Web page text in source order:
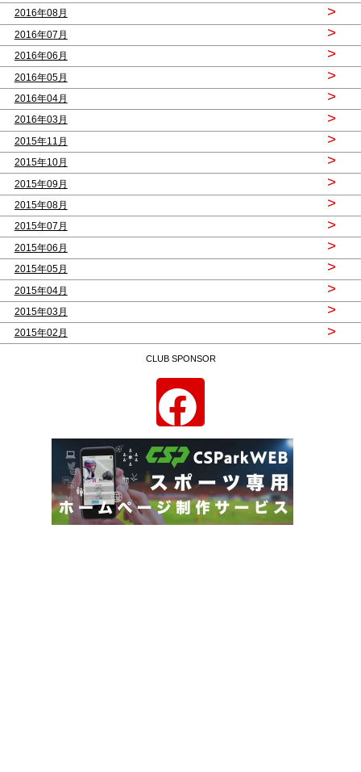
2016年08月 >
2016年07月 >
2016年06月 >
2016年05月 >
2016年04月 >
2016年03月 >
2015年11月 >
2015年10月 >
2015年09月 >
2015年08月 >
2015年07月 >
2015年06月 >
2015年05月 >
2015年04月 >
2015年03月 >
2015年02月 >
CLUB SPONSOR